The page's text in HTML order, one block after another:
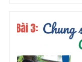
thoát nghèo bền
động hiện nay của